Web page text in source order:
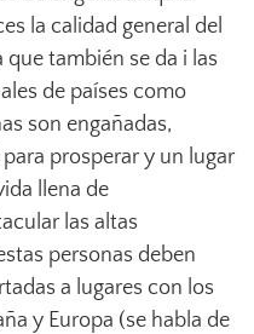
la calidad general del
también se da i las
de países como
son engañadas,
prosperar y un lugar
llena de
las altas
personas deben
a lugares con los
y Europa (se habla de